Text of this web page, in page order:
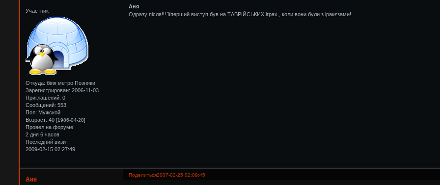
Участник
Откуда: біля метро Позняки
Зарегистрирован: 2006-11-03
Приглашений: 0
Сообщений: 553
Пол: Мужской
Возраст: 40[1986-04-28]
Провел на форуме:
2 дня 6 часов
Последний визит:
2009-02-15 02:27:49
Аня
Одразу після!!! їїперший виступ був на ТАВРІЙСЬКИХ іграх , коли вони були з іракєзами!
Поделиться2007-02-25 02:09:45
Аня